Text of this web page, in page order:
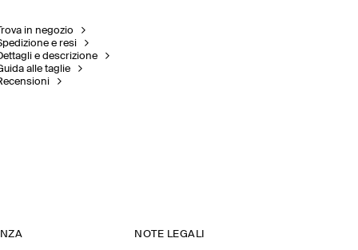
in negozio
e resi
e descrizione
alle taglie
NOTE LEGALI